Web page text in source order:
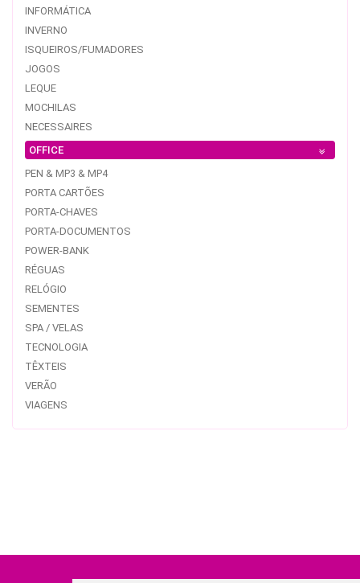
INFORMÁTICA
INVERNO
ISQUEIROS/FUMADORES
JOGOS
LEQUE
MOCHILAS
NECESSAIRES
OFFICE
PEN & MP3 & MP4
PORTA CARTÕES
PORTA-CHAVES
PORTA-DOCUMENTOS
POWER-BANK
RÉGUAS
RELÓGIO
SEMENTES
SPA / VELAS
TECNOLOGIA
TÊXTEIS
VERÃO
VIAGENS